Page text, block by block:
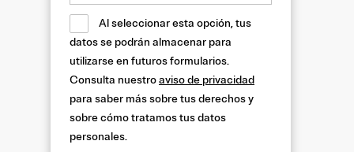
Al seleccionar esta opción, tus
datos se podrán almacenar para
utilizarse en futuros formularios.
Consulta nuestroaviso de privacidad
para saber más sobre tus derechos y
sobre cómo tratamos tus datos
personales.